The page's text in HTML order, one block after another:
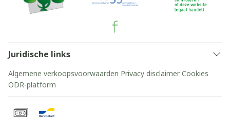
Juridische links
Algemene verkoopsvoorwaarden Privacy disclaimer Cookies
ODR-platform